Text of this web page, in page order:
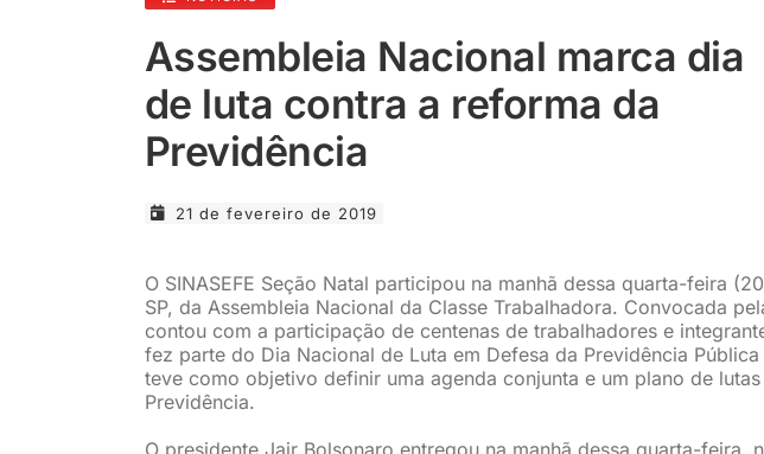
Assembleia Nacional marca dia
de luta contra a reforma da
Previdência
21 de fevereiro de 2019
O SINASEFE Seção Natal participou na manhã dessa quarta-feira
SP, da Assembleia Nacional da Classe Trabalhadora. Convocada
contou com a participação de centenas de trabalhadores e
fez parte do Dia Nacional de Luta em Defesa da Previdência
teve como objetivo definir uma agenda conjunta e um plano de
Previdência.
O presidente Jair Bolsonaro entregou na manhã dessa quarta-feira,